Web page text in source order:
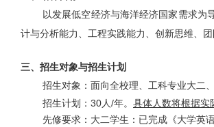
以发展低空经济与海洋经济国家需求为
计与分析能力、工程实践能力、创新思维、
三、 招生对象与招生计划
招生对象：面向全校理、工科专业大二
招生计划： 30人/年。 具体人数将根据实
先修要求：大二学生：已完成《大学英